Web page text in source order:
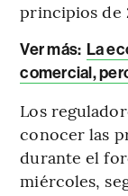
principios de
Ver más: La
comercial,
Los
conocer las
durante el
miércoles,